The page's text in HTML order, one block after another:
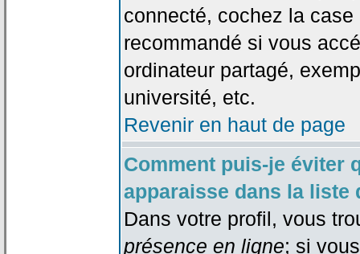
connecté, cochez la
recommandé si vous
ordinateur partagé,
université, etc.
Revenir en haut de page
Comment puis-je éviter
apparaisse dans la liste
Dans votre profil, vous
présence en ligne; si